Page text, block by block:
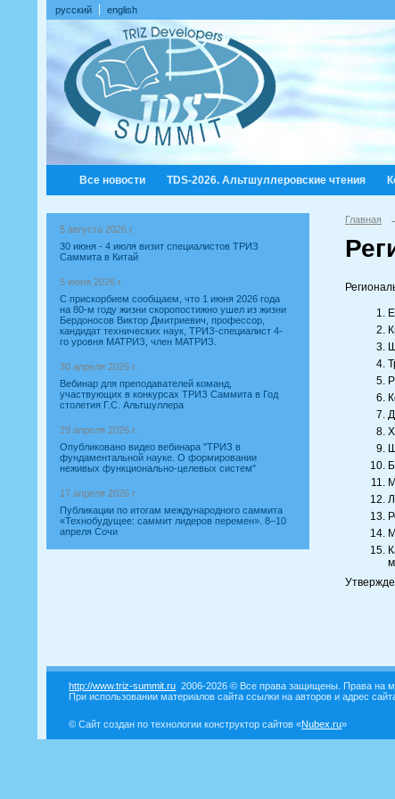
русский english
Все новости TDS-2026. Альтшуллеровские чтения
5 августа 2026 г.
30 июня - 4 июля визит специалистов ТРИЗ
Саммита в Китай
5 июня 2026 г.
С прискорбием сообщаем, что 1 июня 2026 года
на 80-м году жизни скоропостижно ушел из жизни
Бердоносов Виктор Дмитриевич, профессор,
кандидат технических наук, ТРИЗ-специалист 4-
го уровня МАТРИЗ, член МАТРИЗ.
30 апреля 2026 г.
Вебинар для преподавателей команд,
участвующих в конкурсах ТРИЗ Саммита в Год
столетия Г.С. Альтшуллера
29 апреля 2026 г.
Опубликовано видео вебинара "ТРИЗ в
фундаментальной науке. О формировании
неживых функционально-целевых систем"
17 апреля 2026 г.
Публикации по итогам международного саммита
«Технобудущее: саммит лидеров перемен». 8–10
апреля Сочи
Главная
http://www.triz-summit.ru 2006-2026 © Все права защищены. Права на
При использовании материалов сайта ссылки на авторов и адрес
© Сайт создан по технологии конструктор сайтов «Nubex.ru»